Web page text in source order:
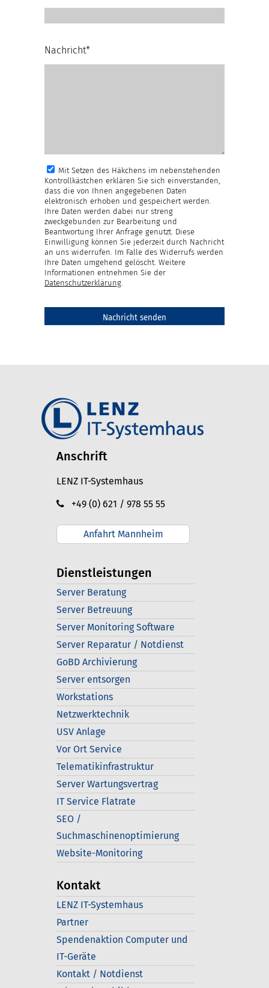
Nachricht*
Mit Setzen des Häkchens im nebenstehenden
Kontrollkästchen erklären Sie sich einverstanden,
dass die von Ihnen angegebenen Daten
elektronisch erhoben und gespeichert werden.
Ihre Daten werden dabei nur streng
zweckgebunden zur Bearbeitung und
Beantwortung Ihrer Anfrage genutzt. Diese
Einwilligung können Sie jederzeit durch Nachricht
an uns widerrufen. Im Falle des Widerrufs werden
Ihre Daten umgehend gelöscht. Weitere
Informationen entnehmen Sie der
Datenschutzerklärung
Anschrift
LENZ IT-Systemhaus
+49 (0) 621 / 978 55 55
Anfahrt Mannheim
Dienstleistungen
Server Beratung
Server Betreuung
Server Monitoring Software
Server Reparatur / Notdienst
GoBD Archivierung
Server entsorgen
Workstations
Netzwerktechnik
USV Anlage
Vor Ort Service
Telematikinfrastruktur
Server Wartungsvertrag
IT Service Flatrate
SEO /
Suchmaschinenoptimierung
Website-Monitoring
Kontakt
LENZ IT-Systemhaus
Partner
Spendenaktion Computer und
IT-Geräte
Kontakt / Notdienst